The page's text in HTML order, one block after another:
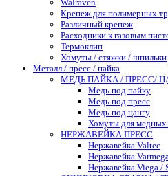
Walraven
Крепеж для полимерных
Различный крепеж
Расходники к газовым
Термоклип
Хомуты / стяжки / шпильки
Металл / пресс / пайка
МЕДЬ ПАЙКА / ПРЕСС/
Медь под пайку
Медь под пресс
Медь под цангу
Хомуты для медных
НЕРЖАВЕЙКА ПРЕСС
Нержавейка Valtec
Нержавейка
Нержавейка Viega